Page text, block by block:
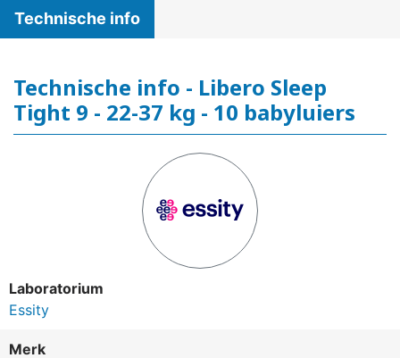
Technische info
Technische info - Libero Sleep
Tight 9 - 22-37 kg - 10 babyluiers
Laboratorium
Essity
Merk